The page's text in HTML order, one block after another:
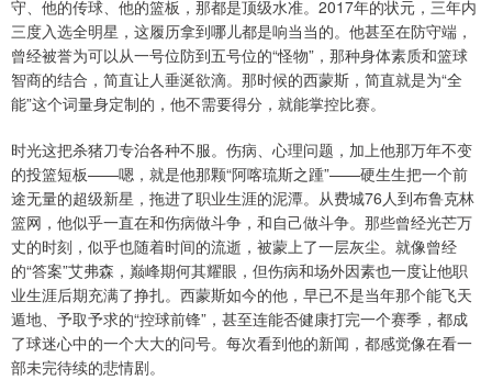
守、他的传球、他的篮板，那都是顶级水准。2017年的状元，三年内
三度入选全明星，这履历拿到哪儿都是响当当的。他甚至在防守端，
曾经被誉为可以从一号位防到五号位的“怪物”，那种身体素质和篮球
智商的结合，简直让人垂涎欲滴。那时候的西蒙斯，简直就是为“全
能”这个词量身定制的，他不需要得分，就能掌控比赛。
时光这把杀猪刀专治各种不服。伤病、心理问题，加上他那万年不变
的投篮短板——嗯，就是他那颗“阿喀琉斯之踵”——硬生生把一个前
途无量的超级新星，拖进了职业生涯的泥潭。从费城76人到布鲁克林
篮网，他似乎一直在和伤病做斗争，和自己做斗争。那些曾经光芒万
丈的时刻，似乎也随着时间的流逝，被蒙上了一层灰尘。就像曾经
的“答案”艾弗森，巅峰期何其耀眼，但伤病和场外因素也一度让他职
业生涯后期充满了挣扎。西蒙斯如今的他，早已不是当年那个能飞天
遁地、予取予求的“控球前锋”，甚至连能否健康打完一个赛季，都成
了球迷心中的一个大大的问号。每次看到他的新闻，都感觉像在看一
部未完待续的悲情剧。